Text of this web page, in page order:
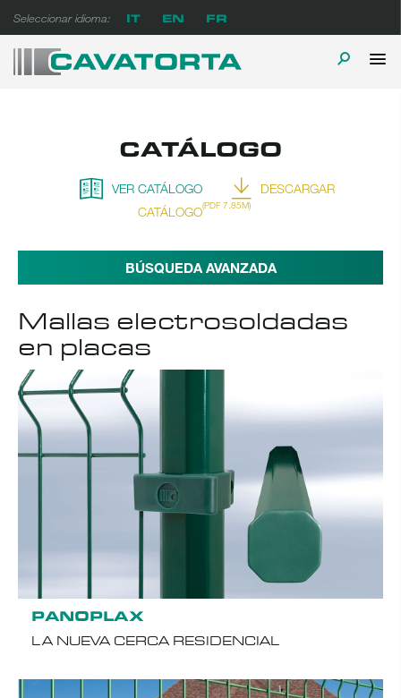
al
contenido
Seleccionar idioma: IT EN FR
CATÁLOGO
VER CATÁLOGO
DESCARGAR
CATÁLOGO(PDF 7.85M)
BÚSQUEDA AVANZADA
Mallas electrosoldadas
en placas
PANOPLAX
LA NUEVA CERCA RESIDENCIAL